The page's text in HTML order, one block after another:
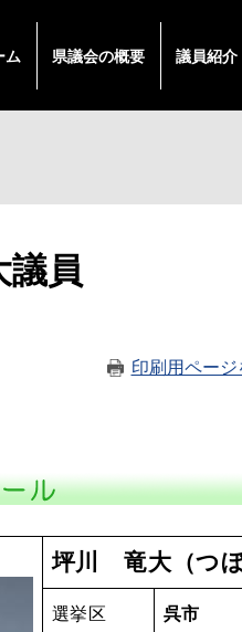
ム 県議会の概要 議員紹介
員
印刷用ペー
坪川 竜大（つ
選挙区 呉市